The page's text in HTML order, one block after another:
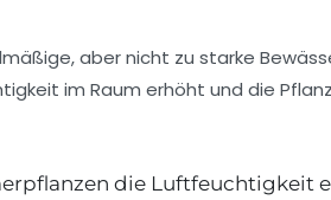
aber nicht zu starke
im Raum erhöht und die
die Luftfeuchtigkeit